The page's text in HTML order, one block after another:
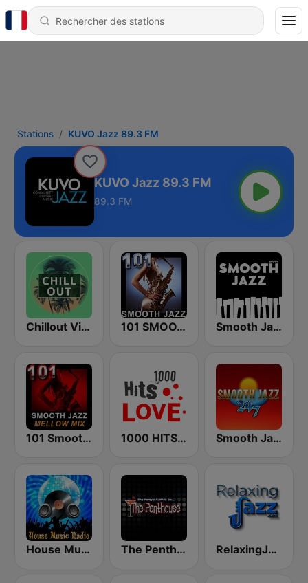
Stations KUVO Jazz 89.3 FM
KUVO Jazz 89.3 FM
89.3 FM
Chillout Vibes 101 SMOOTH JAZZ Smooth Jazz - Groov
101 Smooth Jazz Mellow Mix 1000 HITS Love Smooth Jazz 247
House Music Radio The Penthouse RelaxingJazz.com - Smooth Jazz